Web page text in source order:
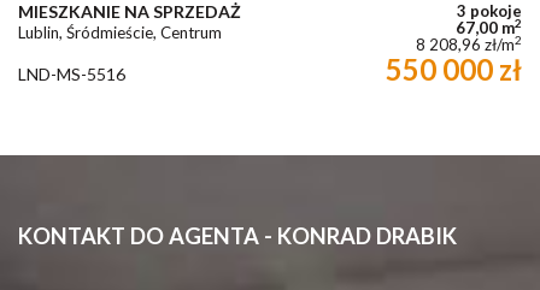
MIESZKANIE NA SPRZEDAŻ
Lublin, Śródmieście, Centrum
3 pokoje
67,00 m2
8 208,96 zł/m2
LND-MS-5516 550 000 zł
KONTAKT DO AGENTA - KONRAD DRABIK